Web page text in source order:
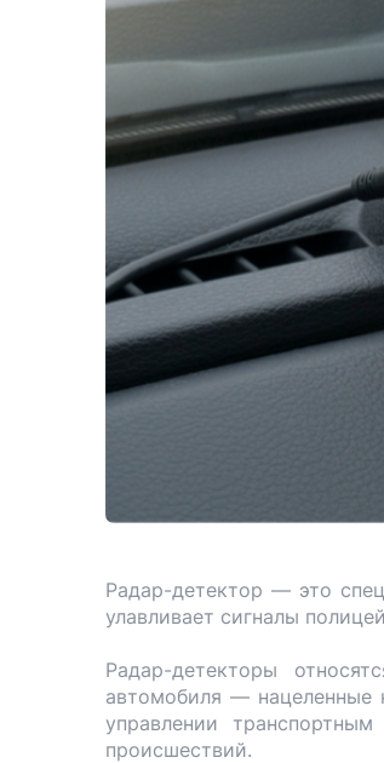
Радар-детектор — это
улавливает сигналы
Радар-детекторы
автомобиля —
управлении
происшествий.